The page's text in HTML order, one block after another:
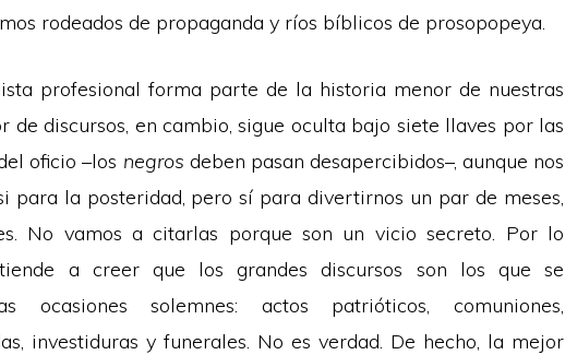
rodeados de propaganda y ríos bíblicos de prosopopeya.
profesional forma parte de la historia menor de nuestras
de discursos, en cambio, sigue oculta bajo siete llaves por las
oficio –los negros deben pasan desapercibidos–, aunque nos
para la posteridad, pero sí para divertirnos un par de meses,
No vamos a citarlas porque son un vicio secreto. Por lo
a creer que los grandes discursos son los que se
ocasiones solemnes: actos patrióticos, comuniones,
investiduras y funerales. No es verdad. De hecho, la mejor